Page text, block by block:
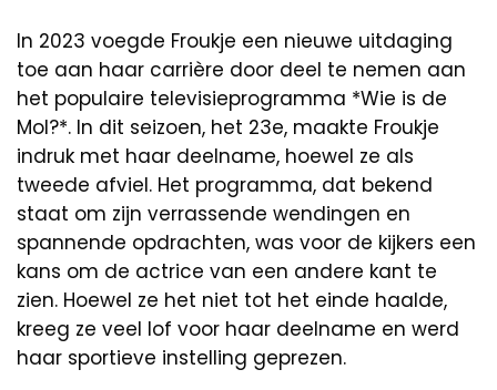
In 2023 voegde Froukje een nieuwe uitdaging
toe aan haar carrière door deel te nemen aan
het populaire televisieprogramma *Wie is de
Mol?*. In dit seizoen, het 23e, maakte Froukje
indruk met haar deelname, hoewel ze als
tweede afviel. Het programma, dat bekend
staat om zijn verrassende wendingen en
spannende opdrachten, was voor de kijkers een
kans om de actrice van een andere kant te
zien. Hoewel ze het niet tot het einde haalde,
kreeg ze veel lof voor haar deelname en werd
haar sportieve instelling geprezen.